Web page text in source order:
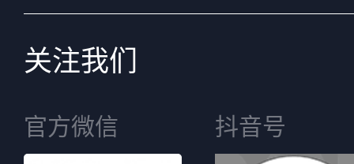
关注我们
官方微信 抖音号